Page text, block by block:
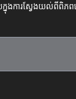
នុងការស្វែងយល់ពីពិភ